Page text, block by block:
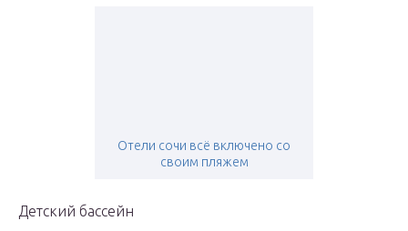
Отели сочи всё включено со
своим пляжем
Детский бассейн